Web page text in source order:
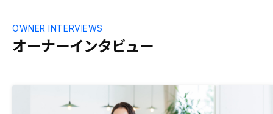
オーナーインタビュー
OWNER INTERVIEWS